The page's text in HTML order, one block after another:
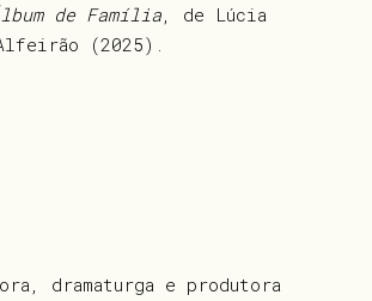
de Família, de Lúcia
(2025).
dramaturga e produtora